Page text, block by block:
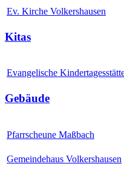
Ev. Kirche Volkershausen
Kitas
Evangelische
Gebäude
Pfarrscheune Maßbach
Gemeindehaus Volkershausen